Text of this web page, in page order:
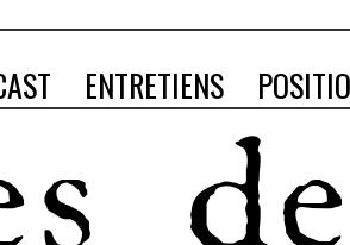
ENTRETIENS